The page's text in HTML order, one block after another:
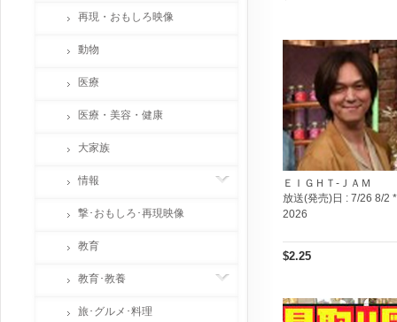
ＥＩＧＨＴ-ＪＡＭ
放送(発売)日 : 7/26 8/2 *
2026
$2.25
再現・おもしろ映像
動物
医療
医療・美容・健康
大家族
情報
撃･おもしろ･再現映像
教育
教育･教養
旅･グルメ･料理